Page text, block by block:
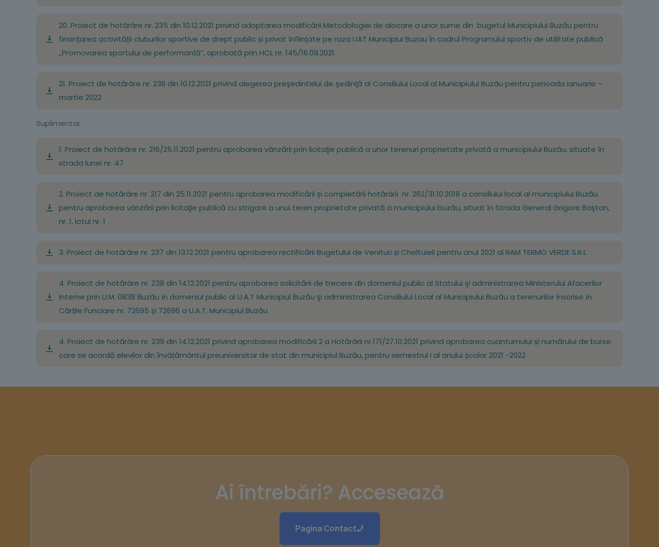
20. Proiect de hotărâre nr. 235 din 10.12.2021 privind adoptarea modificării Metodologiei de alocare a unor sume din bugetul Municipiului Buzău pentru
finanțarea activității cluburilor sportive de drept public și privat înființate pe raza UAT Municipiul Buzau în cadrul Programului sportiv de utilitate publică
,,Promovarea sportului de performanță”, aprobată prin HCL nr. 145/16.09.2021
21. Proiect de hotărâre nr. 236 din 10.12.2021 privind alegerea preşedintelui de şedinţă al Consiliului Local al Municipiului Buzău pentru perioada ianuarie –
martie 2022
Suplimentar
1. Proiect de hotărâre nr. 216/25.11.2021 pentru aprobarea vânzării prin licitaţie publică a unor terenuri proprietate privată a municipiului Buzău, situate în
strada lunei nr. 47
2. Proiect de hotărâre nr. 217 din 25.11.2021 pentru aprobarea modificării și completării hotărârii nr. 262/31.10.2018 a consiliului local al municipiului Buzău
pentru aprobarea vânzării prin licitaţie publică cu strigare a unui teren proprietate privată a municipiului buzău, situat în Strada General Grigore Baştan,
nr. 1, lotul nr. 1
3. Proiect de hotărâre nr. 237 din 13.12.2021 pentru aprobarea rectificării Bugetului de Venituri și Cheltuieli pentru anul 2021 al RAM TERMO VERDE S.R.L
4. Proiect de hotărâre nr. 238 din 14.12.2021 pentru aprobarea solicitării de trecere din domeniul public al Statului şi administrarea Ministerului Afacerilor
Interne prin U.M. 0838 Buzău în domeniul public al U.A.T Municipiul Buzău şi administrarea Consiliului Local al Municipiului Buzău a terenurilor înscrise în
Cărțile Funciare nr. 72695 și 72696 a U.A.T. Municipiul Buzău
4. Proiect de hotărâre nr. 239 din 14.12.2021 privind aprobarea modificării 2 a Hotărârii nr.171/27.10.2021 privind aprobarea cuantumului și numărului de burse
care se acordă elevilor din ȋnvățământul preuniversitar de stat din municipiul Buzău, pentru semestrul I al anului școlar 2021 -2022
Ai întrebări? Accesează
Pagina Contact